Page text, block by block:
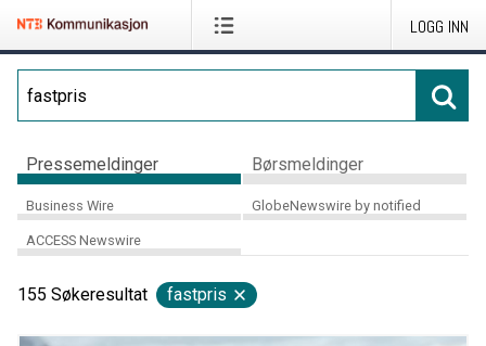
LOGG INN
Pressemeldinger Børsmeldinger
Business Wire GlobeNewswire by notified
ACCESS Newswire
155 Søkeresultat fastpris